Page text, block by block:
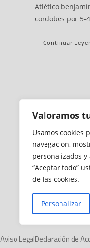
Valoramos
Usamos cookies
navegación,
personalizados
“Aceptar todo”
de las cookies.
Personalizar
Atlético
cordobés por 5-
Continuar
Aviso LegalDeclaración de